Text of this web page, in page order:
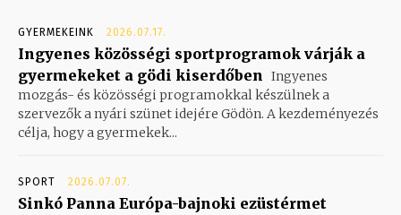
GYERMEKEINK 2026.07.17.
Ingyenes közösségi sportprogramok várják a
gyermekeket a gödi kiserdőben Ingyenes
mozgás- és közösségi programokkal készülnek a
szervezők a nyári szünet idejére Gödön. A kezdeményezés
célja, hogy a gyermekek...
SPORT 2026.07.07.
Sinkó Panna Európa-bajnoki ezüstérmet